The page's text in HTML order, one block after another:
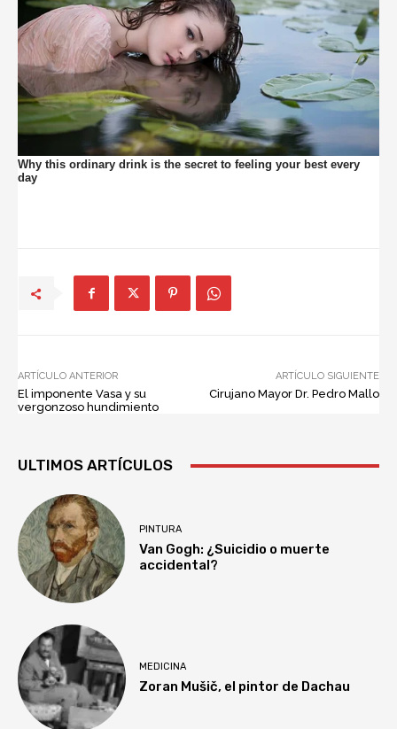
ARTÍCULO ANTERIOR
El imponente Vasa y su
vergonzoso hundimiento
ARTÍCULO SIGUIENTE
Cirujano Mayor Dr. Pedro Mallo
ULTIMOS ARTÍCULOS
PINTURA
Van Gogh: ¿Suicidio o muerte
accidental?
MEDICINA
Zoran Mušič, el pintor de Dachau